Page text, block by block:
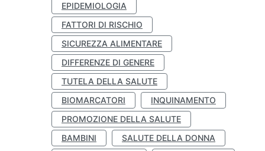
EPIDEMIOLOGIA
FATTORI DI RISCHIO
SICUREZZA ALIMENTARE
DIFFERENZE DI GENERE
TUTELA DELLA SALUTE
BIOMARCATORI
INQUINAMENTO
PROMOZIONE DELLA SALUTE
BAMBINI
SALUTE DELLA DONNA